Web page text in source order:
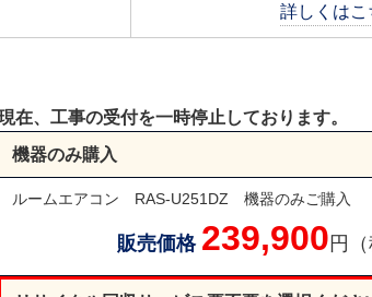
詳しくはこ
在、工事の受付を一時停止しております。
機器のみ購入
ルームエアコン RAS-U251DZ 機器のみご購入
販売価格 239,900 円（